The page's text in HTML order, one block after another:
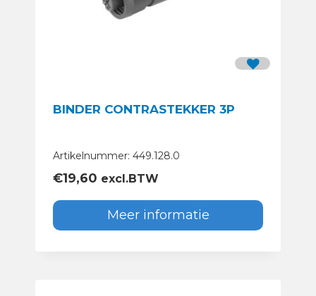
BINDER CONTRASTEKKER 3P
Artikelnummer: 449.128.0
€19,60 excl.BTW
Meer informatie